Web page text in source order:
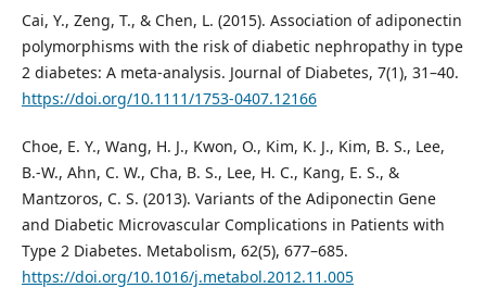
Cai, Y., Zeng, T., & Chen, L. (2015). Association of adiponectin
polymorphisms with the risk of diabetic nephropathy in type
2 diabetes: A meta‐analysis. Journal of Diabetes, 7(1), 31–40.
https://doi.org/10.1111/1753-0407.12166
Choe, E. Y., Wang, H. J., Kwon, O., Kim, K. J., Kim, B. S., Lee,
B.-W., Ahn, C. W., Cha, B. S., Lee, H. C., Kang, E. S., &
Mantzoros, C. S. (2013). Variants of the Adiponectin Gene
and Diabetic Microvascular Complications in Patients with
Type 2 Diabetes. Metabolism, 62(5), 677–685.
https://doi.org/10.1016/j.metabol.2012.11.005